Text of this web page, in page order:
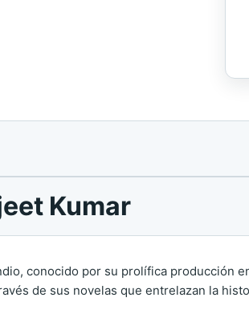
Kumar
conocido por su prolífica producción
de sus novelas que entrelazan la